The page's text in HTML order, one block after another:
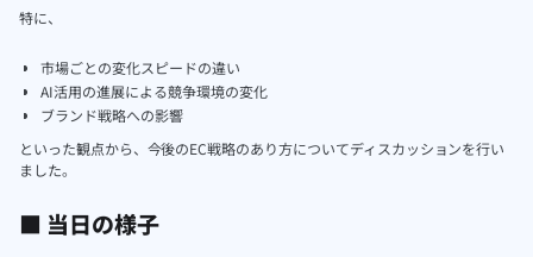
特に、
市場ごとの変化スピードの違い
AI活用の進展による競争環境の変化
ブランド戦略への影響
といった観点から、今後のEC戦略のあり方についてディスカッションを行い
ました。
■ 当日の様子